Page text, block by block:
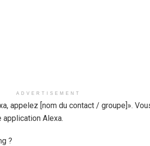
ADVERTISEMENT
appelez [nom du contact / groupe]».
Alexa.
?